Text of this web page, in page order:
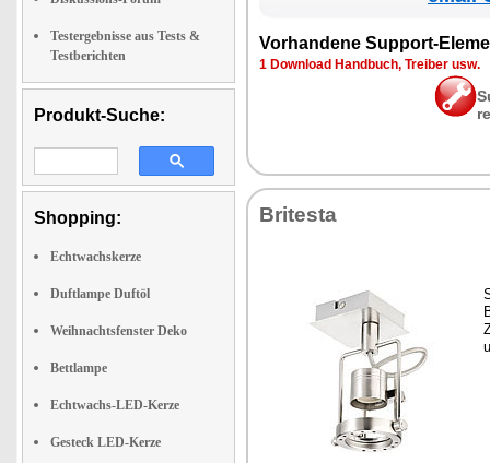
Testergebnisse aus Tests &
Testberichten
Produkt-Suche:
Shopping:
Echtwachskerze
Duftlampe Duftöl
Weihnachtsfenster Deko
Bettlampe
Echtwachs-LED-Kerze
Gesteck LED-Kerze
Vor­han­de­ne Sup­port-
1 Down­load Hand­buch, Trei­ber usw.
Bri­tes­ta